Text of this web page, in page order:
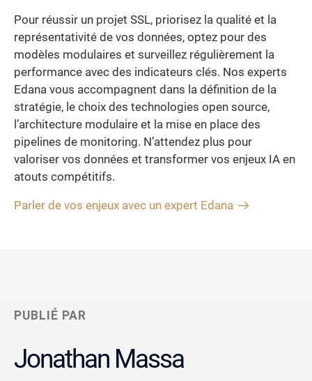
Pour réussir un projet SSL, priorisez la qualité et la
représentativité de vos données, optez pour des
modèles modulaires et surveillez régulièrement la
performance avec des indicateurs clés. Nos experts
Edana vous accompagnent dans la définition de la
stratégie, le choix des technologies open source,
l’architecture modulaire et la mise en place des
pipelines de monitoring. N’attendez plus pour
valoriser vos données et transformer vos enjeux IA en
atouts compétitifs.
Parler de vos enjeux avec un expert Edana
PUBLIÉ PAR
Jonathan Massa